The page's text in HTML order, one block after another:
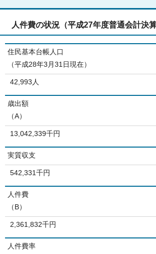
人件費の状況（平成27年度普通会計決算
住民基本台帳人口
（平成28年3月31日現在）
42,993人
歳出額
（A）
13,042,339千円
実質収支
542,331千円
人件費
（B）
2,361,832千円
人件費率